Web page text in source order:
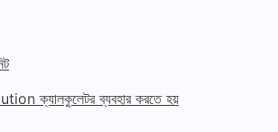
ক্যালকুলেটর ব্যবহার করতে হয়